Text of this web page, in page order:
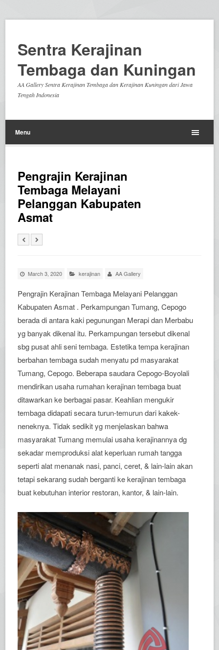
Sentra Kerajinan
Tembaga dan Kuningan
AA Gallery Sentra Kerajinan Tembaga dan Kerajinan Kuningan dari Jawa
Tengah Indonesia
Menu
Pengrajin Kerajinan
Tembaga Melayani
Pelanggan Kabupaten
Asmat
March 3, 2020 kerajinan AA Gallery
Pengrajin Kerajinan Tembaga Melayani Pelanggan
Kabupaten Asmat . Perkampungan Tumang, Cepogo
berada di antara kaki pegunungan Merapi dan Merbabu
yg banyak dikenal itu. Perkampungan tersebut dikenal
sbg pusat ahli seni tembaga. Estetika tempa kerajinan
berbahan tembaga sudah menyatu pd masyarakat
Tumang, Cepogo. Beberapa saudara Cepogo-Boyolali
mendirikan usaha rumahan kerajinan tembaga buat
ditawarkan ke berbagai pasar. Keahlian mengukir
tembaga didapati secara turun-temurun dari kakek-
neneknya. Tidak sedikit yg menjelaskan bahwa
masyarakat Tumang memulai usaha kerajinannya dg
sekadar memproduksi alat keperluan rumah tangga
seperti alat menanak nasi, panci, ceret, & lain-lain akan
tetapi sekarang sudah berganti ke kerajinan tembaga
buat kebutuhan interior restoran, kantor, & lain-lain.